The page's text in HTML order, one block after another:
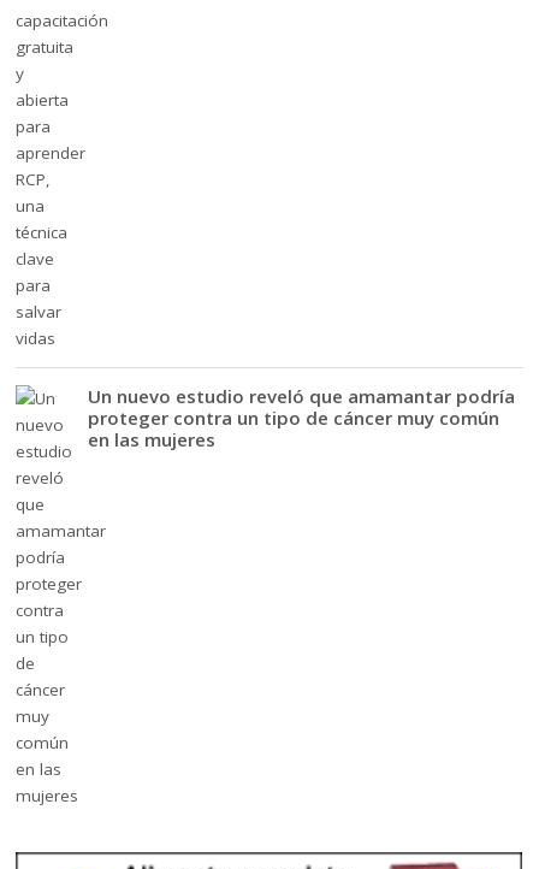
Un nuevo estudio reveló que amamantar podría
proteger contra un tipo de cáncer muy común
en las mujeres